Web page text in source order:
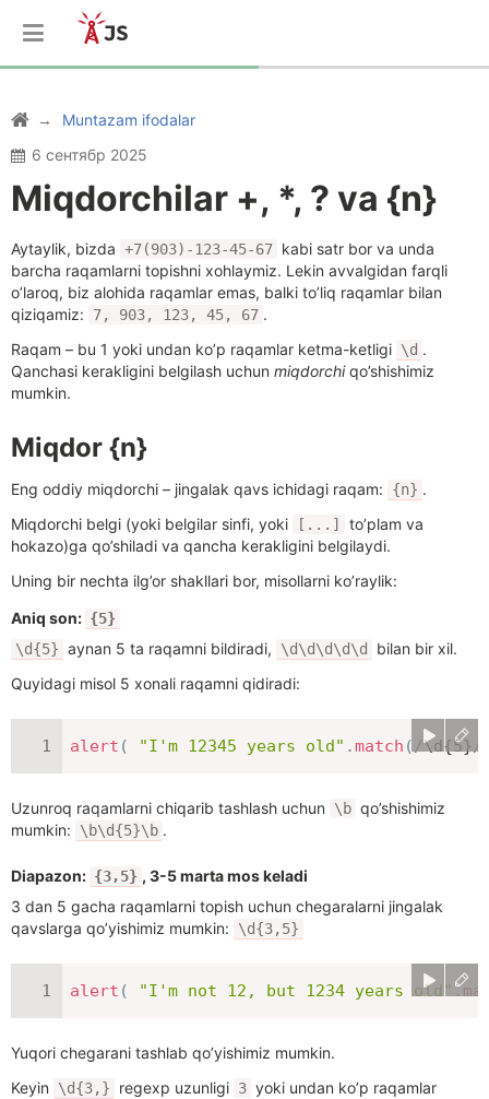
Muntazam ifodalar
6 сентябр 2025
Miqdorchilar +, *, ? va {n}
Aytaylik, bizda +7(903)-123-45-67 kabi satr bor va unda
barcha raqamlarni topishni xohlaymiz. Lekin avvalgidan farqli
o’laroq, biz alohida raqamlar emas, balki to’liq raqamlar bilan
qiziqamiz:
7, 903, 123, 45, 67 .
Raqam – bu 1 yoki undan ko’p raqamlar ketma-ketligi \d .
Qanchasi kerakligini belgilash uchun miqdorchiqo’shishimiz
mumkin.
Miqdor {n}
Eng oddiy miqdorchi – jingalak qavs ichidagi raqam: {n} .
Miqdorchi belgi (yoki belgilar sinfi, yoki
[...]
to’plam va
hokazo)ga qo’shiladi va qancha kerakligini belgilaydi.
Uning bir nechta ilg’or shakllari bor, misollarni ko’raylik:
Aniq son: {5}
\d{5} aynan 5 ta raqamni bildiradi, \d\d\d\d\d
bilan bir xil.
Quyidagi misol 5 xonali raqamni qidiradi:
alert ( "I'm 12345 years old" .match ( /\d{5} /
Uzunroq raqamlarni chiqarib tashlash uchun \b qo’shishimiz
mumkin:
\b\d{5}\b .
Diapazon: {3,5} , 3-5 marta mos keladi
3 dan 5 gacha raqamlarni topish uchun chegaralarni jingalak
qavslarga qo’yishimiz mumkin:
\d{3,5}
alert ( "I'm not 12, but 1234 years old" .
Yuqori chegarani tashlab qo’yishimiz mumkin.
Keyin
\d{3,} regexp uzunligi 3 yoki undan ko’p raqamlar